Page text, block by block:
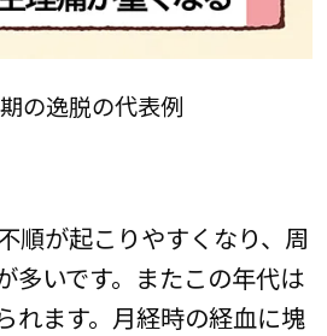
の逸脱の代表例
順が起こりやすくなり、周
多いです。またこの年代は
れます。月経時の経血に塊